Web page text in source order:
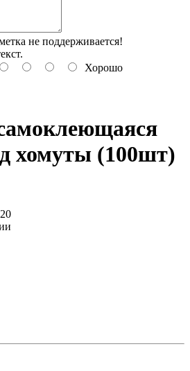
не поддерживается!
Хорошо
хомуты (100шт)